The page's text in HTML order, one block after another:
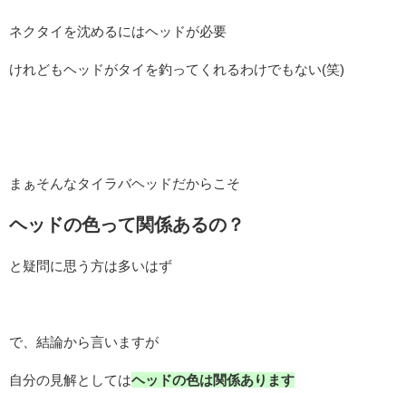
ネクタイを沈めるにはヘッドが必要
けれどもヘッドがタイを釣ってくれるわけでもない(笑)
まぁそんなタイラバヘッドだからこそ
ヘッドの色って関係あるの？
と疑問に思う方は多いはず
で、結論から言いますが
自分の見解としてはヘッドの色は関係あります